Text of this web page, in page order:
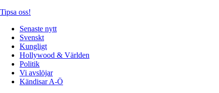
Tipsa oss!
Senaste nytt
Svenskt
Kungligt
Hollywood & Världen
Politik
Vi avslöjar
Kändisar A-Ö